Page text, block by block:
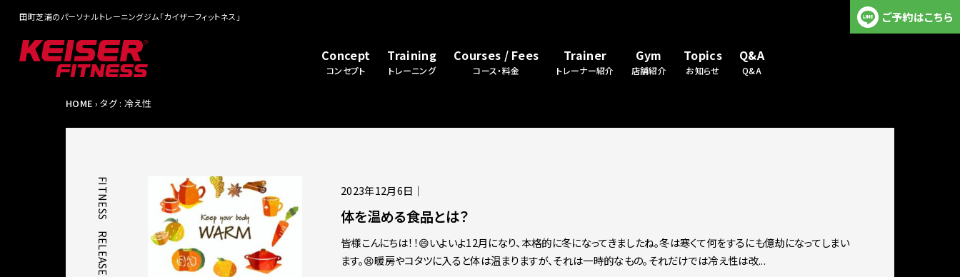
田町芝浦のパーソナルトレーニングジム「カイザーフィットネス」
Concept
コンセプト
Training
トレーニング
Courses / Fees
コース・料金
Trainer
トレーナー紹介
Gym
店舗紹介
Topics
お知らせ
Q&A
Q&A
ご予約はこちら
HOME › タグ : 冷え性
FITNESS｜RELEASE 2023年12月6日 ｜
体を温める食品とは？
皆様こんにちは！！😄いよいよ12月になり、本格的に冬になってきましたね。冬は寒くて何をするにも億劫になってしまい
ます。😫暖房やコタツに入ると体は温まりますが、それは一時的なもの。それだけでは冷え性は改...